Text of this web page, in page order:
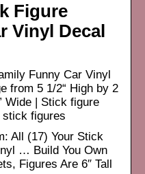
Figure
Vinyl Decal
Funny Car Vinyl
from 5 1/2“ High by 2
Wide | Stick figure
figures
All (17) Your Stick
… Build You Own
Figures Are 6″ Tall